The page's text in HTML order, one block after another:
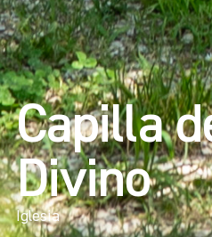
Capilla
Divino
Iglesia